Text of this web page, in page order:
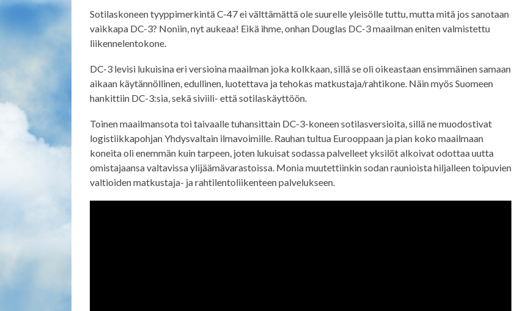
Sotilaskoneen tyyppimerkintä C-47 ei välttämättä ole suurelle yleisölle tuttu, mutta mitä jos sanotaan
vaikkapa DC-3? Noniin, nyt aukeaa! Eikä ihme, onhan Douglas DC-3 maailman eniten valmistettu
liikennelentokone.
DC-3 levisi lukuisina eri versioina maailman joka kolkkaan, sillä se oli oikeastaan ensimmäinen samaan
aikaan käytännöllinen, edullinen, luotettava ja tehokas matkustaja/rahtikone. Näin myös Suomeen
hankittiin DC-3:sia, sekä siviili- että sotilaskäyttöön.
Toinen maailmansota toi taivaalle tuhansittain DC-3-koneen sotilasversioita, sillä ne muodostivat
logistiikkapohjan Yhdysvaltain ilmavoimille. Rauhan tultua Eurooppaan ja pian koko maailmaan
koneita oli enemmän kuin tarpeen, joten lukuisat sodassa palvelleet yksilöt alkoivat odottaa uutta
omistajaansa valtavissa ylijäämävarastoissa. Monia muutettiinkin sodan raunioista hiljalleen toipuvien
valtioiden matkustaja- ja rahtilentoliikenteen palvelukseen.